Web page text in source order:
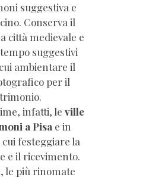
suggestiva e
Conserva il
città medievale e
suggestivi
ambientare il
per il
infatti, le ville
a Pisa e in
festeggiare la
e il ricevimento.
le più rinomate